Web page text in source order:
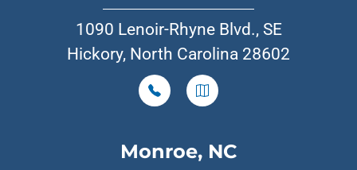
1090 Lenoir-Rhyne Blvd., SE
Hickory, North Carolina 28602
Monroe, NC